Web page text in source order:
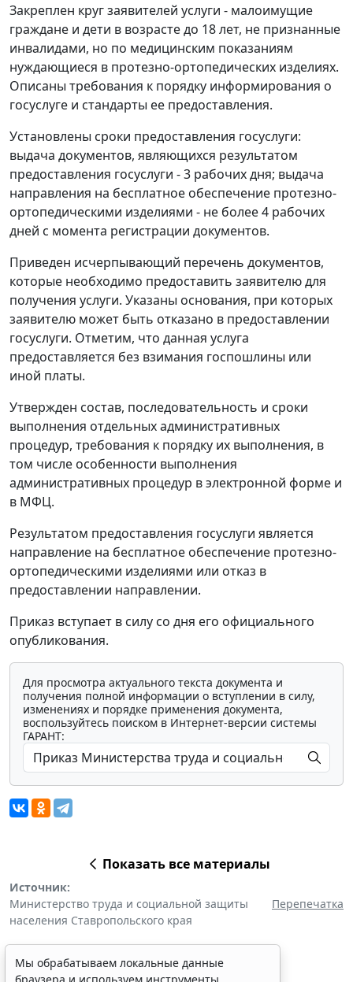
Закреплен круг заявителей услуги - малоимущие
граждане и дети в возрасте до 18 лет, не признанные
инвалидами, но по медицинским показаниям
нуждающиеся в протезно-ортопедических изделиях.
Описаны требования к порядку информирования о
госуслуге и стандарты ее предоставления.
Установлены сроки предоставления госуслуги:
выдача документов, являющихся результатом
предоставления госуслуги - 3 рабочих дня; выдача
направления на бесплатное обеспечение протезно-
ортопедическими изделиями - не более 4 рабочих
дней с момента регистрации документов.
Приведен исчерпывающий перечень документов,
которые необходимо предоставить заявителю для
получения услуги. Указаны основания, при которых
заявителю может быть отказано в предоставлении
госуслуги. Отметим, что данная услуга
предоставляется без взимания госпошлины или
иной платы.
Утвержден состав, последовательность и сроки
выполнения отдельных административных
процедур, требования к порядку их выполнения, в
том числе особенности выполнения
административных процедур в электронной форме и
в МФЦ.
Результатом предоставления госуслуги является
направление на бесплатное обеспечение протезно-
ортопедическими изделиями или отказ в
предоставлении направлении.
Приказ вступает в силу со дня его официального
опубликования.
Для просмотра актуального текста документа и
получения полной информации о вступлении в силу,
изменениях и порядке применения документа,
воспользуйтесь поиском в Интернет-версии системы
ГАРАНТ:
Показать все материалы
Источник:
Министерство труда и социальной защиты
населения Ставропольского края
Перепечатка
Мы обрабатываем локальные данные